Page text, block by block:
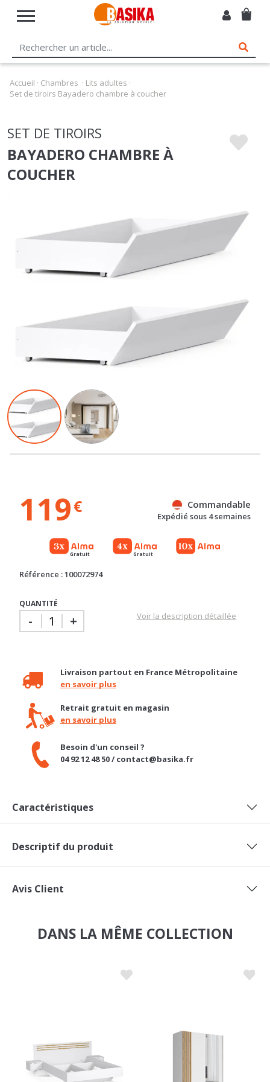
Accueil · Chambres · Lits adultes ·
Set de tiroirs Bayadero chambre à coucher
SET DE TIROIRS
BAYADERO CHAMBRE À
COUCHER
119€ Commandable
Expédié sous 4 semaines
Gratuit Gratuit
Référence : 100072974
QUANTITÉ
- + Voir la description détaillée
Livraison partout en France Métropolitaine
en savoir plus
Retrait gratuit en magasin
en savoir plus
Besoin d'un conseil ?
04 92 12 48 50 / contact@basika.fr
Caractéristiques
Descriptif du produit
Avis Client
DANS LA MÊME COLLECTION